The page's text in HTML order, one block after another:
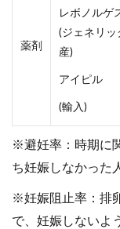
薬剤
レボノルゲ
(ジェネリッ
産)
アイピル
(輸入)
※避妊率：時期に
ち妊娠しなかった
※妊娠阻止率：排
で、妊娠しないよ